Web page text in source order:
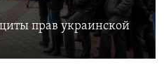
прав украинской